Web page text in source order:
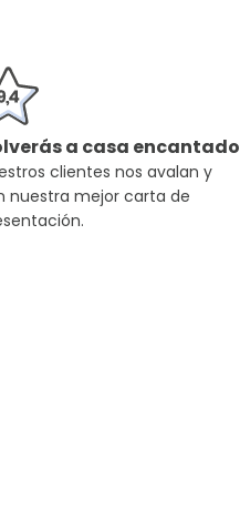
a casa encantado
clientes nos avalan y
nuestra mejor carta de